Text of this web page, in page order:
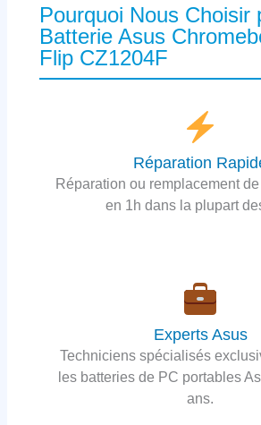
Pourquoi Nous Choisir
Batterie Asus
Flip CZ1204F
Réparation
Réparation ou remplacement
en 1h dans la plupart
Experts Asus
Techniciens spécialisés
les batteries de PC portables
ans.